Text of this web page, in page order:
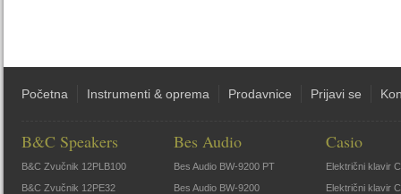
Početna Instrumenti & oprema Prodavnice Prijavi se
B&C Speakers
B&C Zvučnik 12PLB100
B&C Zvučnik 12PE32
Bes Audio
Bes Audio BW-9200 PT
Bes Audio BW-9200
Casio
Električni klavir
Električni klavir